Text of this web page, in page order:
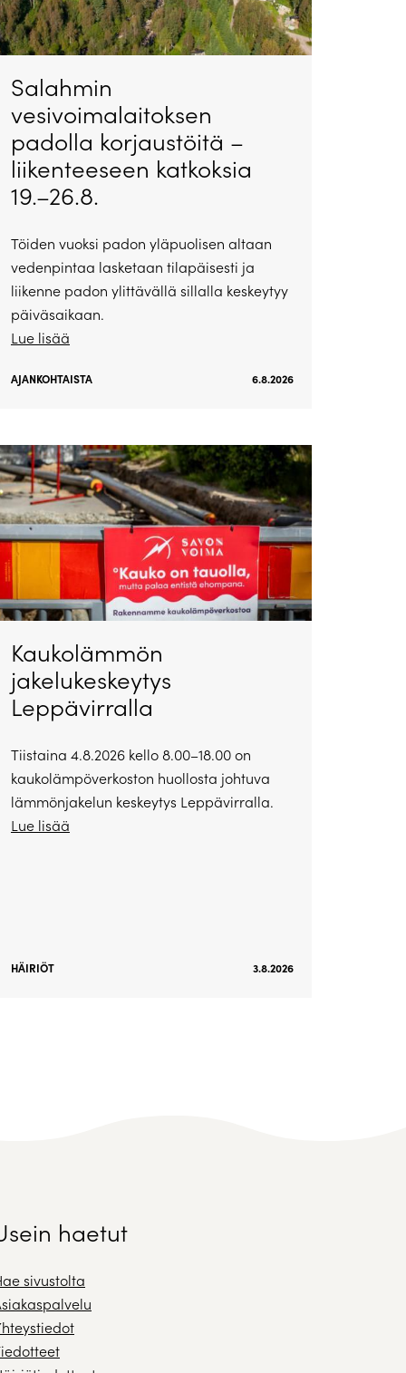
Salahmin
vesivoimalaitoksen
padolla korjaustöitä –
liikenteeseen katkoksia
19.–26.8.
Töiden vuoksi padon yläpuolisen altaan
vedenpintaa lasketaan tilapäisesti ja
liikenne padon ylittävällä sillalla keskeytyy
päiväsaikaan.
Lue lisää
AJANKOHTAISTA 6.8.2026
Kaukolämmön
jakelukeskeytys
Leppävirralla
Tiistaina 4.8.2026 kello 8.00–18.00 on
kaukolämpöverkoston huollosta johtuva
lämmönjakelun keskeytys Leppävirralla.
Lue lisää
HÄIRIÖT 3.8.2026
haetut
sivustolta